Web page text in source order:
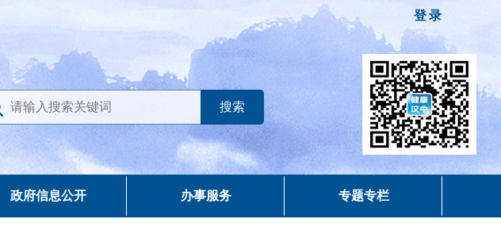
登录
政府信息公开 办事服务 专题专栏